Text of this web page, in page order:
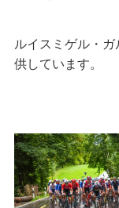
ルイスミゲル・
供しています。